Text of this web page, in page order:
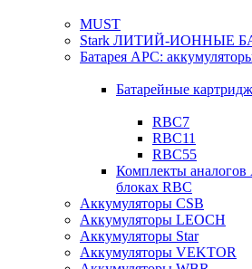
MUST
Stark ЛИТИЙ-ИОННЫЕ
Батарея APC:
Батарейные
RBC7
RBC11
RBC55
Комплекты
блоках RBC
Аккумуляторы CSB
Аккумуляторы LEOCH
Аккумуляторы Star
Аккумуляторы VEKTOR